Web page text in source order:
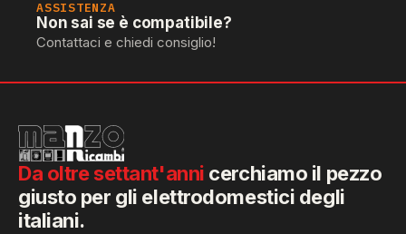
ASSISTENZA
Non sai se è compatibile?
Contattaci e chiedi consiglio!
Da oltre settant'anni cerchiamo il pezzo
giusto per gli elettrodomestici degli
italiani.